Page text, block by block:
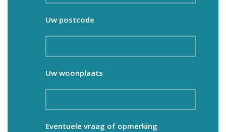
Uw postcode
Uw woonplaats
Eventuele vraag of opmerking